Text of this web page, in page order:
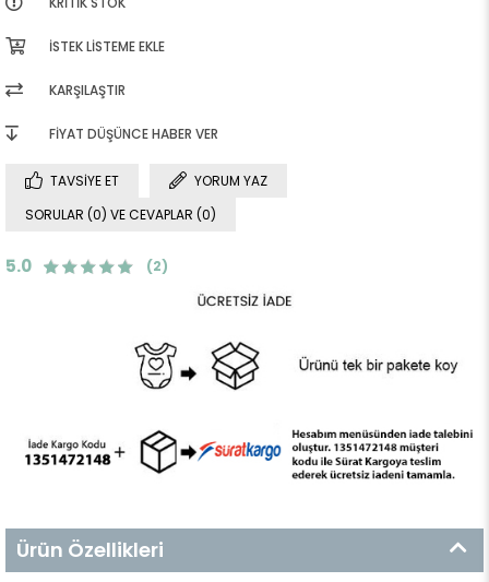
İSTEK LISTEME EKLE
KARŞILAŞTIR
FIYAT DÜŞÜNCE HABER VER
TAVSIYE ET
YORUM YAZ
SORULAR (0) VE CEVAPLAR (0)
5.0 (2)
Ürün Özellikleri